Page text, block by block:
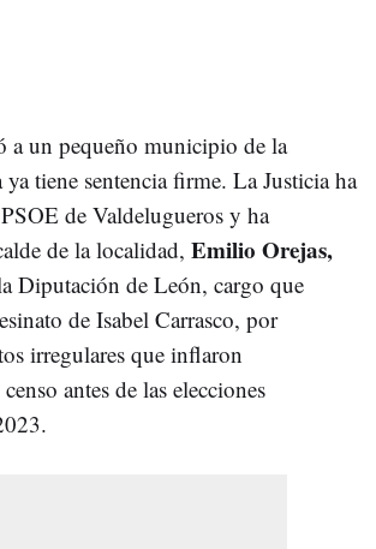
a un pequeño municipio de la
ya tiene sentencia firme. La Justicia ha
de Valdelugueros y ha
de la localidad, Emilio Orejas,
Diputación de León, cargo que
de Isabel Carrasco, por
irregulares que inflaron
antes de las elecciones